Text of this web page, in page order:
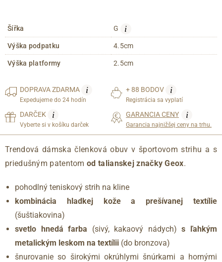
Šířka G i
Výška podpatku 4.5cm
Výška platformy 2.5cm
DOPRAVAZDARMA i
Expedujeme do 24 hodín
+ 88 BODOV i
Registrácia sa vyplatí
DARČEK i
Vyberte si v košíku darček
GARANCIA CENY i
Garancia najnižšej ceny na trhu.
Trendová dámska členková obuv v športovom strihu a s
priedušným patentom od talianskej značky Geox.
pohodlný teniskový strih na kline
kombinácia hladkej kože a prešívanej textílie
(šuštiakovina)
svetlo hnedá farba (sivý, kakaový nádych)s ľahkým
metalickým leskom na textílii (do bronzova)
šnurovanie so širokými okrúhlymi šnúrkami a hornými